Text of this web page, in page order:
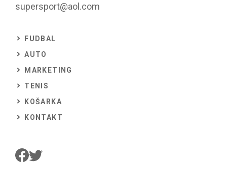
supersport@aol.com
FUDBAL
AUTO
MARKETING
TENIS
KOŠARKA
KONTAKT